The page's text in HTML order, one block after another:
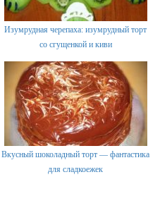
Изумрудная черепаха: изумрудный торт
со сгущенкой и киви
Вкусный шоколадный торт — фантастика
для сладкоежек